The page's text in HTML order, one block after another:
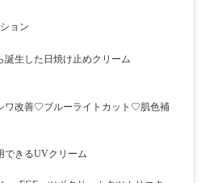
ョン
誕生した日焼け止めクリーム
改善♡ブルーライトカット♡肌色補
できるUVクリーム